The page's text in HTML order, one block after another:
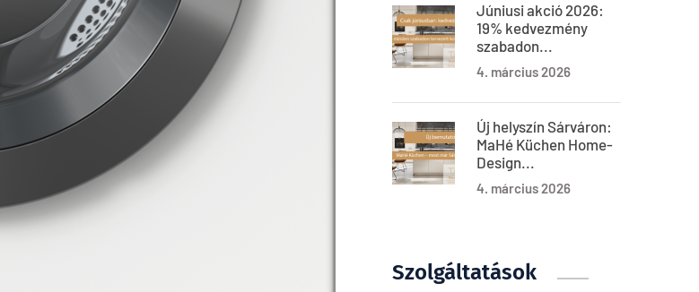
Júniusi akció 2026:
19% kedvezmény
szabadon...
4. március 2026
Új helyszín Sárváron:
MaHé Küchen Home-
Design...
4. március 2026
Szolgáltatások